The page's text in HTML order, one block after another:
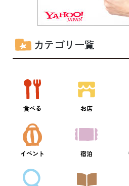
カテゴリ一覧
食べる お店
イベント 宿泊